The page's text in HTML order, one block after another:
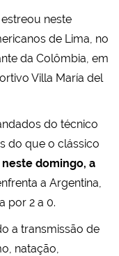
neste
de Lima, no
da Colômbia, em
Villa María del
do técnico
do que o clássico
neste domingo, a
a Argentina,
por 2 a 0.
a transmissão de
natação,